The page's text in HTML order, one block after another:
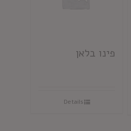
פינו בלאן
Details